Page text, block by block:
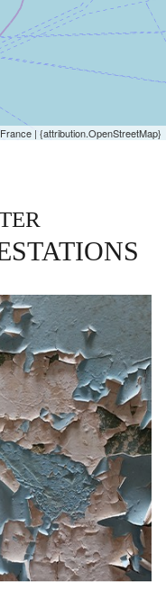
| {attribution.OpenStreetMap}